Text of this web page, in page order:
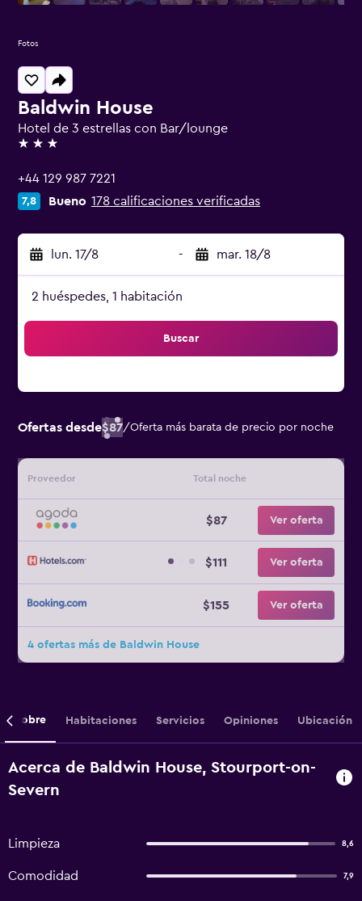
Baldwin House
Hotel de 3 estrellas con Bar/lounge
3 estrellas
+44 129 987 7221
7,8 Bueno 178 calificaciones verificadas
lun. 17/8 - mar. 18/8
2 huéspedes, 1 habitación
Buscar
Ofertas desde$87/Oferta más barata de precio por noche
Proveedor Total noche
$87 Ver oferta
$111 Ver oferta
$155 Ver oferta
4 ofertas más de Baldwin House
Fotos
Sobre Habitaciones Servicios Opiniones Ubicación
Acerca de Baldwin House, Stourport-on-
Severn
Limpieza 8,6
Comodidad 7,9